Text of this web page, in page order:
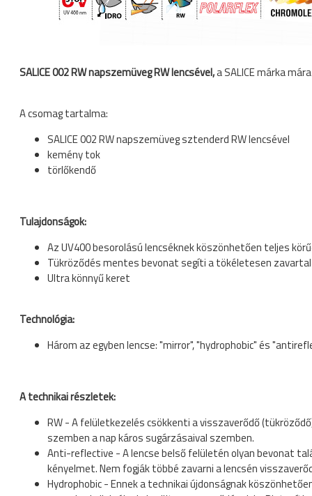
SALICE 002 RW napszemüveg RW lencsével,a SALICE márka
A csomag tartalma:
SALICE 002 RW napszemüveg sztenderd RW lencsével
kemény tok
törlőkendő
Tulajdonságok:
Az UV400 besorolású lencséknek köszönhetően teljes
Tükröződés mentes bevonat segíti a tökéletesen
Ultra könnyű keret
Technológia:
Három az egyben lencse: "mirror", "hydrophobic" és
A technikai részletek:
RW - A felületkezelés csökkenti a visszaverődő
szemben a nap káros sugárzásaival szemben.
Anti-reflective - A lencse belső felületén olyan bevonat
kényelmet. Nem fogják többé zavarni a lencsén
Hydrophobic - Ennek a technikai újdonságnak